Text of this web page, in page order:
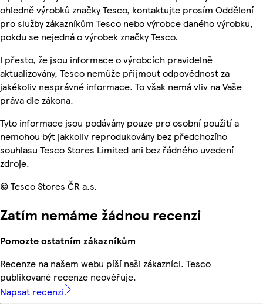
ohledně výrobků značky Tesco, kontaktujte prosím Oddělení
pro služby zákazníkům Tesco nebo výrobce daného výrobku,
pokdu se nejedná o výrobek značky Tesco.
I přesto, že jsou informace o výrobcích pravidelně
aktualizovány, Tesco nemůže přijmout odpovědnost za
jakékoliv nesprávné informace. To však nemá vliv na Vaše
práva dle zákona.
Tyto informace jsou podávány pouze pro osobní použití a
nemohou být jakkoliv reprodukovány bez předchozího
souhlasu Tesco Stores Limited ani bez řádného uvedení
zdroje.
© Tesco Stores ČR a.s.
Zatím nemáme žádnou recenzi
Pomozte ostatním zákazníkům
Recenze na našem webu píší naši zákazníci. Tesco
publikované recenze neověřuje.
Napsat recenzi